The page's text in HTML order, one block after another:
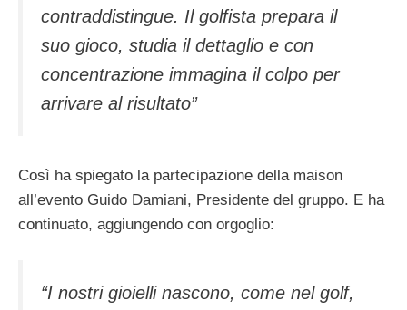
contraddistingue. Il golfista prepara il
suo gioco, studia il dettaglio e con
concentrazione immagina il colpo per
arrivare al risultato”
Così ha spiegato la partecipazione della maison
all’evento Guido Damiani, Presidente del gruppo. E ha
continuato, aggiungendo con orgoglio:
“I nostri gioielli nascono, come nel golf,